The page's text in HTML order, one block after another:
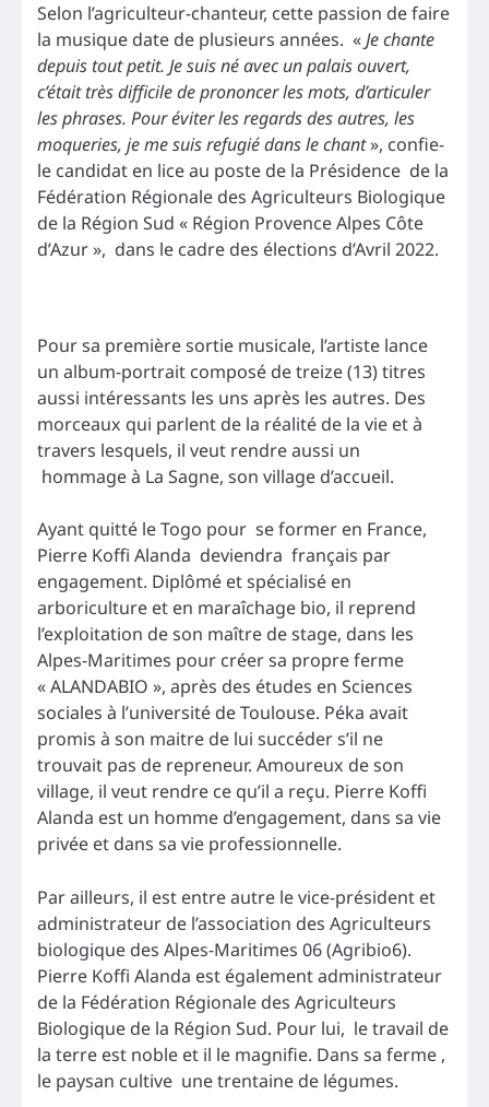
Selon l’agriculteur-chanteur, cette passion de faire
la musique date de plusieurs années. «Je chante
depuis tout petit. Je suis né avec un palais ouvert,
c’était très difficile de prononcer les mots, d’articuler
les phrases. Pour éviter les regards des autres, les
moqueries, je me suis refugié dans le chant», confie-
le candidat en lice au poste de la Présidence de la
Fédération Régionale des Agriculteurs Biologique
de la Région Sud « Région Provence Alpes Côte
d’Azur », dans le cadre des élections d’Avril 2022.
Pour sa première sortie musicale, l’artiste lance
un album-portrait composé de treize (13) titres
aussi intéressants les uns après les autres. Des
morceaux qui parlent de la réalité de la vie et à
travers lesquels, il veut rendre aussi un
hommage à La Sagne, son village d’accueil.
Ayant quitté le Togo pour se former en France,
Pierre Koffi Alanda deviendra français par
engagement. Diplômé et spécialisé en
arboriculture et en maraîchage bio, il reprend
l’exploitation de son maître de stage, dans les
Alpes-Maritimes pour créer sa propre ferme
« ALANDABIO », après des études en Sciences
sociales à l’université de Toulouse. Péka avait
promis à son maitre de lui succéder s’il ne
trouvait pas de repreneur. Amoureux de son
village, il veut rendre ce qu’il a reçu. Pierre Koffi
Alanda est un homme d’engagement, dans sa vie
privée et dans sa vie professionnelle.
Par ailleurs, il est entre autre le vice-président et
administrateur de l’association des Agriculteurs
biologique des Alpes-Maritimes 06 (Agribio6).
Pierre Koffi Alanda est également administrateur
de la Fédération Régionale des Agriculteurs
Biologique de la Région Sud. Pour lui, le travail de
la terre est noble et il le magnifie. Dans sa ferme ,
le paysan cultive une trentaine de légumes.